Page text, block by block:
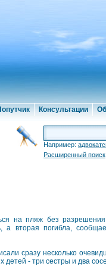
Консультации
Например:
Расширенный поиск
на пляж без
а вторая погибла,
сразу несколько
- три сестры и два